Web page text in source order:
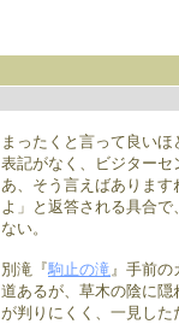
まったくと言って良い
表記がなく、ビジター
あ、そう言えばありま
よ」と返答される具合
ない。
別滝『駒止の滝』手前の
道あるが、草木の陰に隠
が判りにくく、一見し